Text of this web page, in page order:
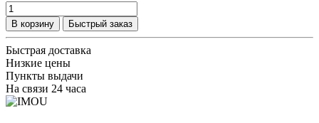
В корзину Быстрый заказ
Быстрая доставка
Низкие цены
Пункты выдачи
На связи 24 часа